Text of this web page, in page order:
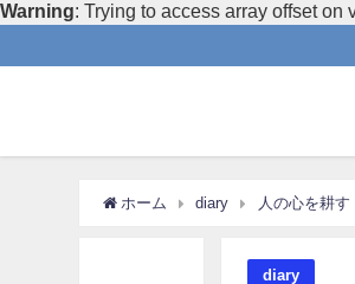
Warning: Trying to access array offset on
ホーム diary 人の心を耕す
diary